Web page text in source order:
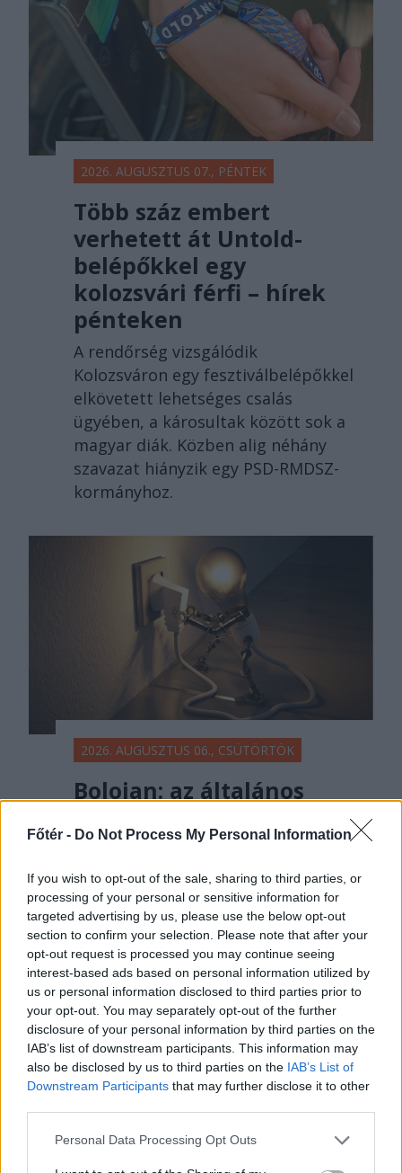
Főtér - Do Not Process My Personal Information
If you wish to opt-out of the sale, sharing to third parties, or
processing of your personal or sensitive information for
targeted advertising by us, please use the below opt-out
section to confirm your selection. Please note that after your
opt-out request is processed you may continue seeing
interest-based ads based on personal information utilized by
us or personal information disclosed to third parties prior to
your opt-out. You may separately opt-out of the further
disclosure of your personal information by third parties on the
IAB’s list of downstream participants. This information may
also be disclosed by us to third parties on the IAB’s List of
Downstream Participants that may further disclose it to other
Personal Data Processing Opt Outs
2026. AUGUSZTUS 07., PÉNTEK
Több száz embert
verhetett át Untold-
belépőkkel egy
kolozsvári férfi – hírek
pénteken
A rendőrség vizsgálódik
Kolozsváron egy fesztiválbelépőkkel
elkövetett lehetséges csalás
ügyében, a károsultak között sok a
magyar diák. Közben alig néhány
szavazat hiányzik egy PSD-RMDSZ-
kormányhoz.
2026. AUGUSZTUS 06., CSÜTÖRTÖK
Bolojan: az általános
rendkívüli
intézkedéseket hoztunk
csütörtökön – hírmix
Energiatakarékosságra hívja fel a
lakosságot a kormány. Továbbá:
gondatlanságból elkövetett
emberöléssel vádolnak egy hegyi
vezetőt a Bucsecs-hegységben
történt baleset miatt.